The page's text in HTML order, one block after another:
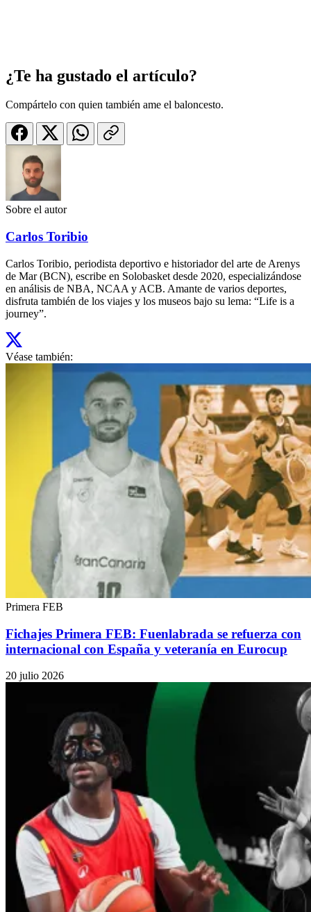
¿Te ha gustado el artículo?
Compártelo con quien también ame el baloncesto.
Sobre el autor
Carlos Toribio
Carlos Toribio, periodista deportivo e historiador del arte de Arenys
de Mar (BCN), escribe en Solobasket desde 2020, especializándose
en análisis de NBA, NCAA y ACB. Amante de varios deportes,
disfruta también de los viajes y los museos bajo su lema: “Life is a
journey”.
Véase también:
Primera FEB
Fichajes Primera FEB: Fuenlabrada se refuerza con
internacional con España y veteranía en Eurocup
20 julio 2026